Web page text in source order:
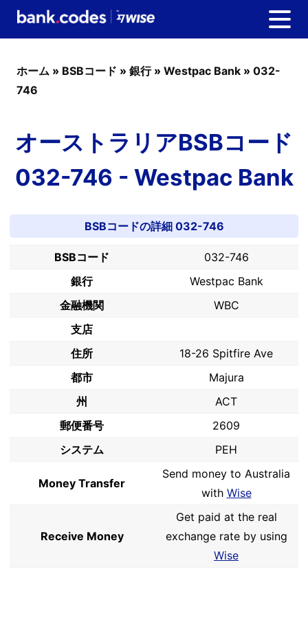
ホーム » BSBコード » 銀行» Westpac Bank » 032-
746
オーストラリアBSBコード
032-746 - Westpac Bank
BSBコードの詳細 032-746
BSBコード
032-746
銀行
Westpac Bank
金融機関
WBC
支店
住所
18-26 Spitfire Ave
都市
Majura
州
ACT
郵便番号
2609
システム
PEH
Money Transfer
Send money to Australia
with Wise
Receive Money
Get paid at the real
exchange rate by using
Wise